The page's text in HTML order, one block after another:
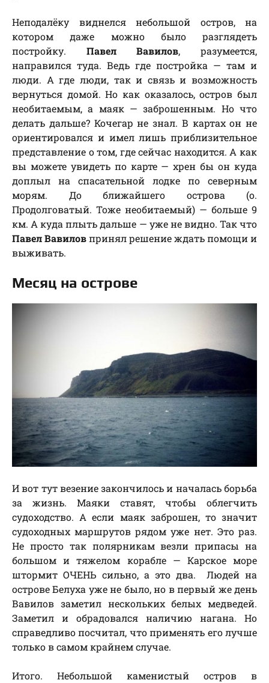
Неподалёку виднелся небольшой остров, на
котором даже можно было разглядеть
постройку. Павел Вавилов, разумеется,
направился туда. Ведь где постройка — там и
люди. А где люди, так и связь и возможность
вернуться домой. Но как оказалось, остров был
необитаемым, а маяк — заброшенным. Но что
делать дальше? Кочегар не знал. В картах он не
ориентировался и имел лишь приблизительное
представление о том, где сейчас находится. А как
вы можете увидеть по карте — хрен бы он куда
доплыл на спасательной лодке по северным
морям. До ближайшего острова (о.
Продолговатый. Тоже необитаемый) — больше 9
км. А куда плыть дальше — уже не видно. Так что
Павел Вавиловпринял решение ждать помощи и
выживать.
Месяц на острове
И вот тут везение закончилось и началась борьба
за жизнь. Маяки ставят, чтобы облегчить
судоходство. А если маяк заброшен, то значит
судоходных маршрутов рядом уже нет. Это раз.
Не просто так полярникам везли припасы на
большом и тяжелом корабле — Карское море
штормит ОЧЕНЬ сильно, а это два. Людей на
острове Белуха уже не было, но в первый же день
Вавилов заметил нескольких белых медведей.
Заметил и обрадовался наличию нагана. Но
справедливо посчитал, что применять его лучше
только в самом крайнем случае.
Итого. Небольшой каменистый остров в